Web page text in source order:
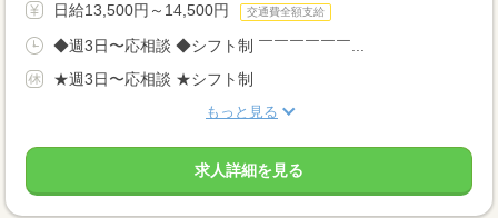
日給13,500円～14,500円 交通費全額支給
◆週3日〜応相談 ◆シフト制 ￣￣￣￣￣￣...
★週3日〜応相談 ★シフト制
もっと見る
求人詳細を見る